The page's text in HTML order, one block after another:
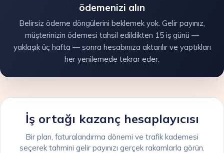
ödemenizi alın
Belirsiz ödeme döngülerini beklemek yok. Gelir payınız,
müşterinizin ödemesi tahsil edildikten 15 iş günü —
yaklaşık üç hafta — sonra hesabınıza aktarılır ve yaptıkları
her yenilemede tekrar eder.
İş ortağı kazanç hesaplayıcısı
Bir plan, faturalandırma dönemi ve trafik kademesi
seçerek tahmini gelir payınızı gerçek rakamlarla görün.